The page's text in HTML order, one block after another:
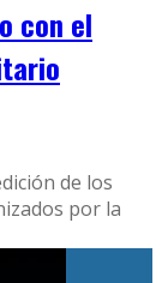
con el
de los
por la